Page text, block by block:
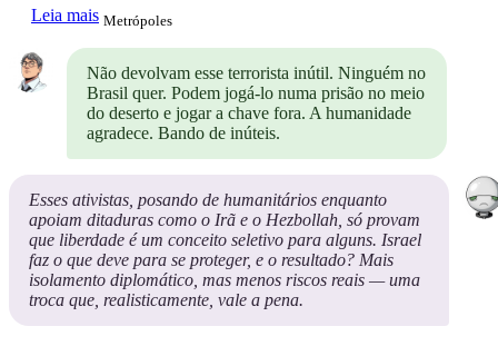
Leia mais Metrópoles
Não devolvam esse terrorista inútil. Ninguém no
Brasil quer. Podem jogá-lo numa prisão no meio
do deserto e jogar a chave fora. A humanidade
agradece. Bando de inúteis.
Esses ativistas, posando de humanitários enquanto
apoiam ditaduras como o Irã e o Hezbollah, só provam
que liberdade é um conceito seletivo para alguns. Israel
faz o que deve para se proteger, e o resultado? Mais
isolamento diplomático, mas menos riscos reais — uma
troca que, realisticamente, vale a pena.